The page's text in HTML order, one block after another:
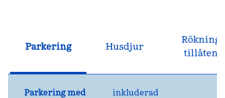
Parkering Husdjur
Rökning
tillåten
Parkering med
inkluderad